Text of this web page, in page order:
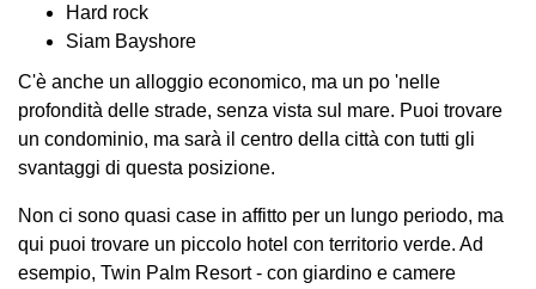
Hard rock
Siam Bayshore
C'è anche un alloggio economico, ma un po 'nelle
profondità delle strade, senza vista sul mare. Puoi trovare
un condominio, ma sarà il centro della città con tutti gli
svantaggi di questa posizione.
Non ci sono quasi case in affitto per un lungo periodo, ma
qui puoi trovare un piccolo hotel con territorio verde. Ad
esempio, Twin Palm Resort - con giardino e camere